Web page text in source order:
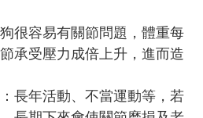
很容易有關節問題，體重每
承受壓力成倍上升，進而造
長年活動、不當運動等，若